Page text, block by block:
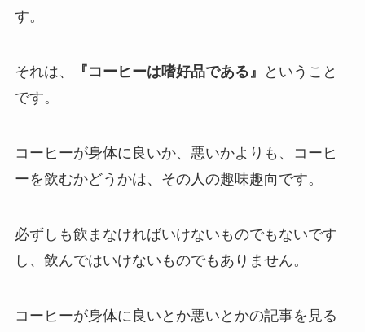
す。
それは、 『コーヒーは嗜好品である』
ということ
です。
コーヒーが身体に良いか、悪いかよりも、コーヒ
ーを飲むかどうかは、その人の趣味趣向です。
必ずしも飲まなければいけないものでもないです
し、飲んではいけないものでもありません。
コーヒーが身体に良いとか悪いとかの記事を見る